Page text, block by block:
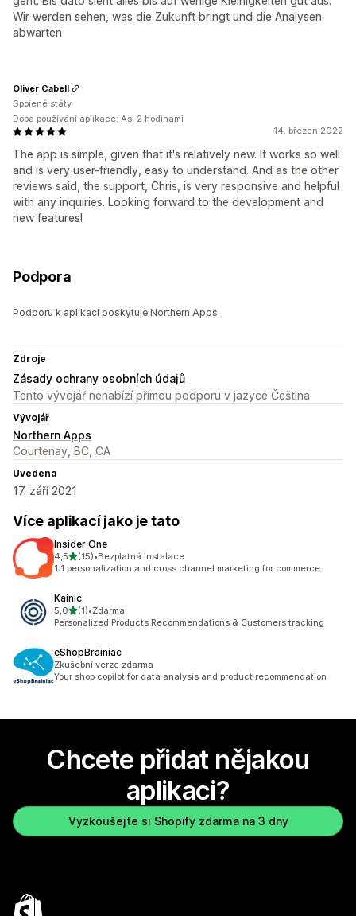
Wir werden sehen, was die Zukunft bringt und die Analysen
abwarten
14. březen 2022
The app is simple, given that it's relatively new. It works so well
and is very user-friendly, easy to understand. And as the other
reviews said, the support, Chris, is very responsive and helpful
with any inquiries. Looking forward to the development and
new features!
Oliver Cabell
Spojené státy
Doba používání aplikace: Asi 2 hodinami
Podpora
Podporu k aplikaci poskytuje Northern Apps.
Zdroje
Zásady ochrany osobních údajů
Tento vývojář nenabízí přímou podporu v jazyce Čeština.
Vývojář
Northern Apps
Courtenay, BC, CA
Uvedena
17. září 2021
Více aplikací jako je tato
Insider One
4,5z 5 hvězd
(15)
Celkový počet recenzí: 15
•Bezplatná instalace
1:1 personalization and cross channel marketing for commerce
Kainic
5,0z 5 hvězd
(1)
Celkový počet recenzí: 1
•Zdarma
Personalized Products Recommendations & Customers tracking
eShopBrainiac
Zkušební verze zdarma
Your shop copilot for data analysis and product recommendation
Chcete přidat nějakou
aplikaci?
Vyzkoušejte si Shopify zdarma na 3 dny